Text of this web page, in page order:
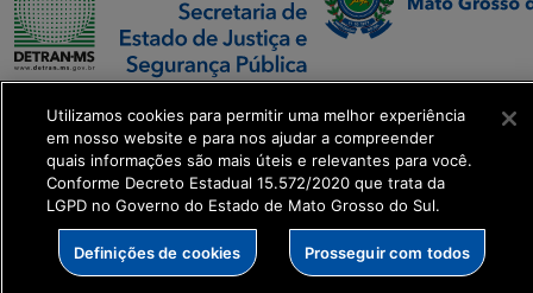
SETDIG | Secretaria-
Executiva de
Transformação Digital
get_footer();
Utilizamos cookies para permitir uma melhor experiência
em nosso website e para nos ajudar a compreender
quais informações são mais úteis e relevantes para você.
Conforme Decreto Estadual 15.572/2020 que trata da
LGPD no Governo do Estado de Mato Grosso do Sul.
Definições de cookies Prosseguir com todos